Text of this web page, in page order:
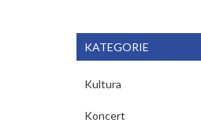
KATEGORIE
Kultura
Koncert